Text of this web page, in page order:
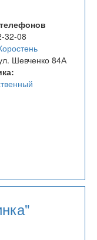
32-08
Шевченко 84А